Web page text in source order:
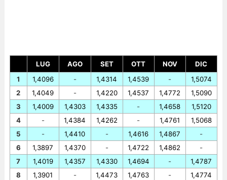
LUG AGO SET OTT NOV
DIC
1
2
3
4
5
6
7
8
1,4096
1,4049
1,4009
-
-
1,3897
1,4019
1,3901
-
-
1,4303
1,4384
1,4410
1,4370
1,4357
-
1,4314
1,4220
1,4335
1,4262
-
-
1,4330
1,4473
1,4539
1,4537
-
-
1,4616
1,4722
1,4694
1,4763
-
1,4772
1,4658
1,4761
1,4867
1,4862
-
-
1,5074
1,5090
1,5120
1,5068
-
-
1,4787
1,4774